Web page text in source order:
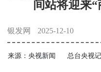
间站将迎来
银发网 2025-12-10
来源：央视新闻 总台央视